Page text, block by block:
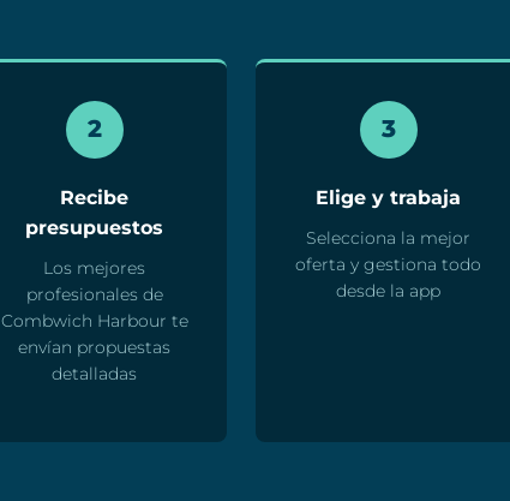
2
Recibe
presupuestos
Los mejores
profesionales de
Combwich Harbour te
envían propuestas
detalladas
3
Elige y trabaja
Selecciona la mejor
oferta y gestiona todo
desde la app